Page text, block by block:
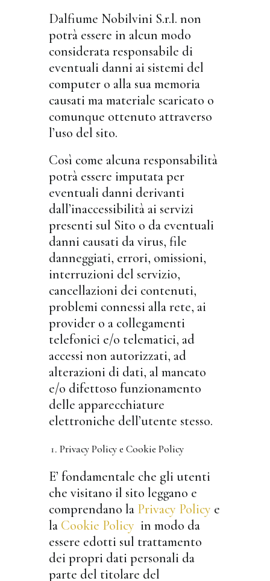
Dalfiume Nobilvini S.r.l. non
potrà essere in alcun modo
considerata responsabile di
eventuali danni ai sistemi del
computer o alla sua memoria
causati ma materiale scaricato o
comunque ottenuto attraverso
l’uso del sito.
Così come alcuna responsabilità
potrà essere imputata per
eventuali danni derivanti
dall’inaccessibilità ai servizi
presenti sul Sito o da eventuali
danni causati da virus, file
danneggiati, errori, omissioni,
interruzioni del servizio,
cancellazioni dei contenuti,
problemi connessi alla rete, ai
provider o a collegamenti
telefonici e/o telematici, ad
accessi non autorizzati, ad
alterazioni di dati, al mancato
e/o difettoso funzionamento
delle apparecchiature
elettroniche dell’utente stesso.
Privacy Policy e Cookie Policy
E’ fondamentale che gli utenti
che visitano il sito leggano e
comprendano la Privacy Policy e
la Cookie Policy in modo da
essere edotti sul trattamento
dei propri dati personali da
parte del titolare del